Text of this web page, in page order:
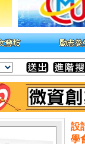
設
學